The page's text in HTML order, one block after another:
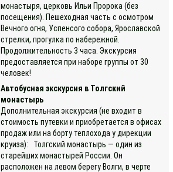
монастыря, церковь Ильи Пророка (без
посещения). Пешеходная часть с осмотром
Вечного огня, Успенсого собора, Ярославской
стрелки, прогулка по набережной.
Продолжительность 3 часа. Экскурсия
предоставляется при наборе группы от 30
человек!
Автобусная экскурсия в Толгский
монастырь
Дополнительная экскурсия (не входит в
стоимость путевки и приобретается в офисах
продаж или на борту теплохода у дирекции
круиза): Толгский монастырь — один из
старейших монастырей России. Он
расположен на левом берегу Волги, в черте